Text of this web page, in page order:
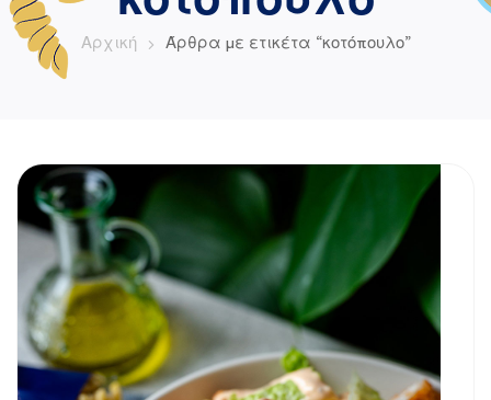
Αρχική Άρθρα με ετικέτα “κοτόπουλο”